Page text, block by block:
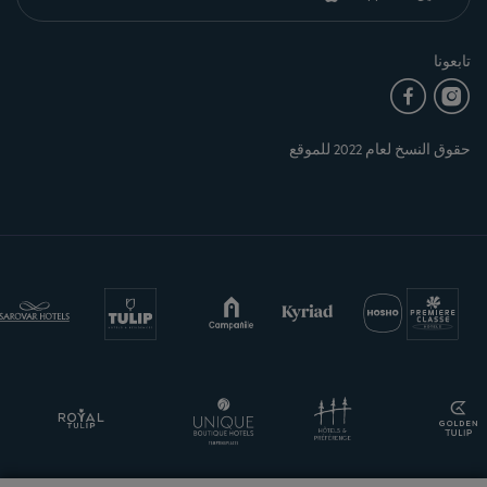
تابعونا
حقوق النسخ لعام 2022 للموقع